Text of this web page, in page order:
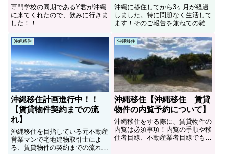
専門学校の同期であるY君が沖縄
に来てくれたので、飲みに行きま
した！！
沖縄に移住してから3ヶ月が経過
しました。特に問題なく生活して
ます！そのご報告を兼ねての雑談
沖縄移住
沖縄移住計画進行中！！
【賃貸物件契約までの流
れ】
沖縄移住を目指している元不動産
営業マンで宅地建物取引士によ
る、賃貸物件の契約までの流れを
沖縄移住
沖縄移住【沖縄移住 賃貸
物件の内覧予約について】
沖縄移住をする際に、賃貸物件の
内覧は必須事項！内覧の手順や移
住者目線、不動産業者目線でも